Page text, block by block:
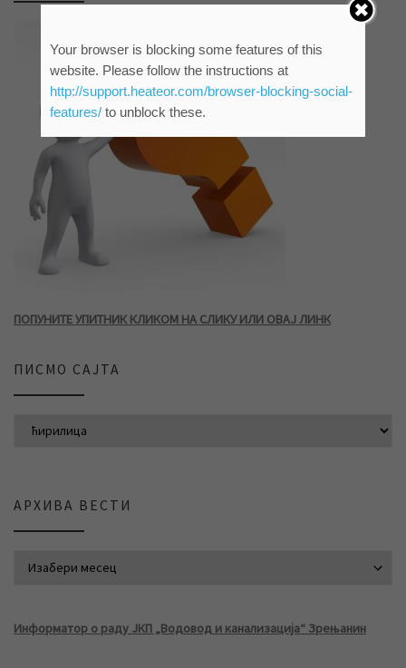
ПОПУНИТЕ УПИТНИК КЛИКОМ НА СЛИКУ ИЛИ ОВАЈ ЛИНК
ПИСМО САЈТА
АРХИВА ВЕСТИ
Информатор о раду ЈКП „Водовод и канализација“ Зрењанин
Your browser is blocking some features of this
website. Please follow the instructions at
http://support.heateor.com/browser-blocking-social-
features/to unblock these.